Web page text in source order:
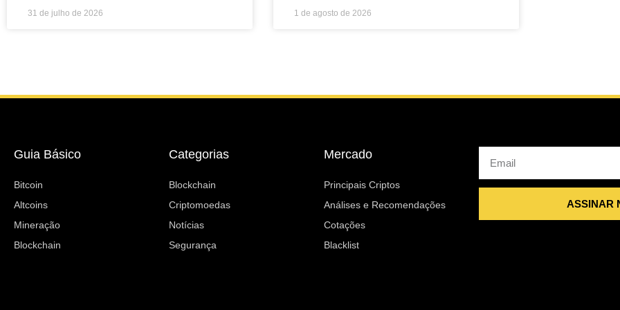
31 de julho de 2026 1 de agosto de 2026
Guia Básico
Bitcoin
Altcoins
Mineração
Blockchain
Categorias
Blockchain
Criptomoedas
Notícias
Segurança
Mercado
Principais Criptos
Análises e Recomendações
Cotações
Blacklist
ASSINAR